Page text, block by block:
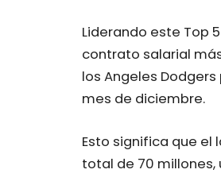
Liderando este Top
contrato salarial
los Angeles
mes de diciembre.
Esto significa que
total de 70